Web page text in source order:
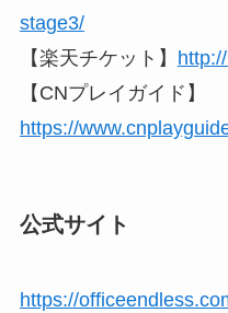
stage3/
【楽天チケット】
【CNプレイガイド】
https://
公式サイト
https://